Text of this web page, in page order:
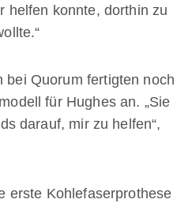
helfen konnte, dorthin zu
bei Quorum fertigten noch
für Hughes an. „Sie
darauf, mir zu helfen“,
erste Kohlefaserprothese